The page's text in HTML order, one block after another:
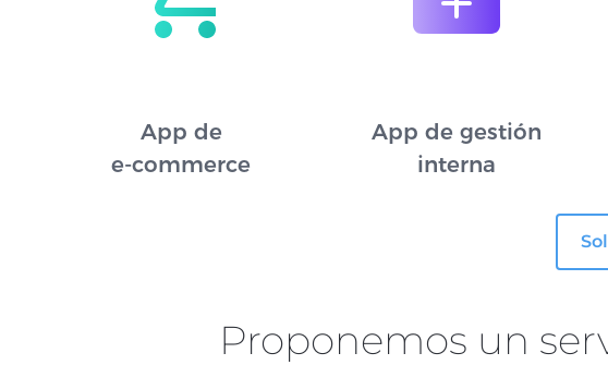
App de
e-commerce
App de gestión
interna
Proponemos un